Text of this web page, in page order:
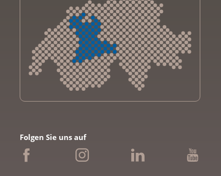
Krebsliga Bern
Krebsliga Freiburg
Folgen Sie uns auf